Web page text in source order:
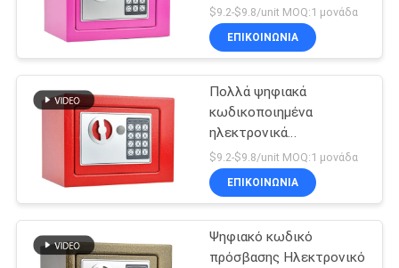
χρηματοκιβώτιο
$9.2-$9.8/unit MOQ:1 μονάδα
ΕΠΙΚΟΙΝΩΝΊΑ
Πολλά ψηφιακά
κωδικοποιημένα
ηλεκτρονικά
χρηματοκιβώτια
$9.2-$9.8/unit MOQ:1 μονάδα
ΕΠΙΚΟΙΝΩΝΊΑ
Ψηφιακό κωδικό
πρόσβασης Ηλεκτρονικό